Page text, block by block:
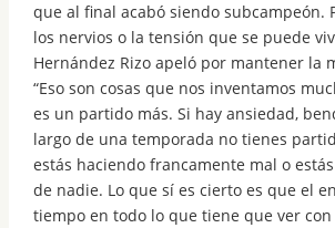
que al final acabó siendo subcampeón.
los nervios o la tensión que se puede
Hernández Rizo apeló por mantener la
“Eso son cosas que nos inventamos
es un partido más. Si hay ansiedad,
largo de una temporada no tienes
estás haciendo francamente mal o
de nadie. Lo que sí es cierto es que el
tiempo en todo lo que tiene que ver